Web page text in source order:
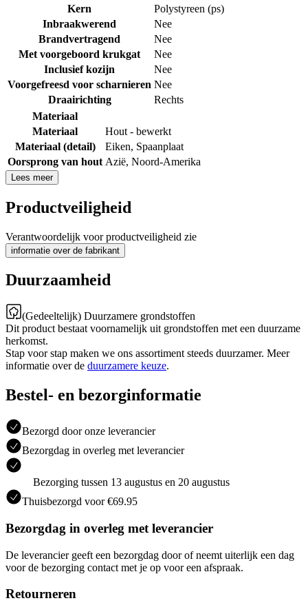
Kern
Polystyreen (ps)
Inbraakwerend
Nee
Brandvertragend
Nee
Met voorgeboord krukgat
Nee
Inclusief kozijn
Nee
Voorgefreesd voor scharnieren Nee
Draairichting
Rechts
Materiaal
Materiaal
Hout - bewerkt
Materiaal (detail)
Eiken, Spaanplaat
Oorsprong van hout Azië, Noord-Amerika
Lees meer
Productveiligheid
Verantwoordelijk voor productveiligheid zie
informatie over de fabrikant
Duurzaamheid
(Gedeeltelijk) Duurzamere grondstoffen
Dit product bestaat voornamelijk uit grondstoffen met een duurzame
herkomst.
Stap voor stap maken we ons assortiment steeds duurzamer. Meer
informatie over de duurzamere keuze.
Bestel- en bezorginformatie
Bezorgd door onze leverancier
Bezorgdag in overleg met leverancier
Bezorging tussen 13 augustus en 20 augustus
Thuisbezorgd voor €69.95
Bezorgdag in overleg met leverancier
De leverancier geeft een bezorgdag door of neemt uiterlijk een dag
voor de bezorging contact met je op voor een afspraak.
Retourneren